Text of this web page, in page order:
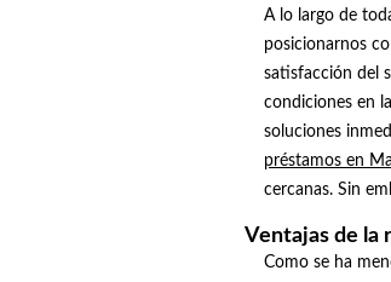
A lo largo de
posicionarnos
satisfacción del
condiciones en
soluciones
préstamos en
cercanas. Sin
Ventajas de la
Como se ha